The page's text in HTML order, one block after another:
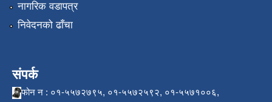
नागरिक वडापत्र
निवेदनको ढाँचा
संपर्क
फोन न : ०१-५५७२७९५, ०१-५५७२५९२, ०१-५५७१००६,